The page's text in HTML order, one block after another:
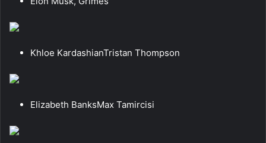
Khloe KardashianTristan Thompson
Elizabeth BanksMax Tamircisi